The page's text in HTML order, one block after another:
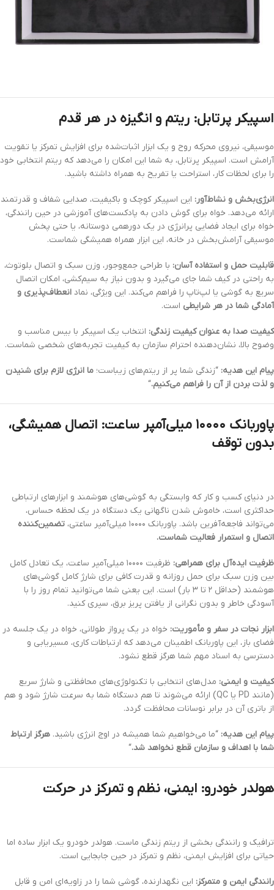
اسپیکر پرتابل: ریتم و انگیزه در هر قدم
موسیقی، نیروی محرکه روح و یک ابزار اثبات‌شده برای افزایش تمرکز یا تقویت
آرامش است. اسپیکر پرتابل، به شما این امکان را می‌دهد که ریتم انتخابی خود
را برای لحظات کار، استراحت یا تفریح به همراه داشته باشید.
انرژی‌بخش و نشاط‌آور: این اسپیکر کوچک و باکیفیت، صدایی شفاف و قدرتمند
ارائه می‌دهد. خواه برای گوش دادن به پادکست‌های آموزشی در حین رانندگی،
خواه برای ایجاد فضایی پرانرژی در یک دورهمی دوستانه، یا حتی پخش
موسیقی آرامش‌بخش در خانه، این ابزار همراه همیشگی شماست.
قابلیت حمل و استفاده آسان: با طراحی جمع‌وجور، وزن سبک و اتصال بلوتوث،
به راحتی در کیف شما جای می‌گیرد و بدون نیاز به سیم‌کشی، امکان اتصال
سریع به گوشی یا لپ‌تاپ را فراهم می‌کند. این ویژگی، نماد انعطاف‌پذیری و
آمادگی شما در هر شرایطی است.
کیفیت صدا به عنوان کیفیت زندگی: انتخاب یک اسپیکر با بیس مناسب و
وضوح بالا، نشان‌دهنده احترام سازمان به کیفیت تجربه‌های شخصی شماست.
پیام این هدیه: “زندگی شما پر از ریتم‌های زیباست؛ ما انرژی لازم برای شنیدن
و لذت بردن از آن را فراهم می‌کنیم.“
پاوربانک ۱۰۰۰۰ میلی‌آمپر ساعت: اتصال همیشگی،
بدون توقف
در دنیای کسب و کار که وابستگی به گوشی‌های هوشمند و ابزارهای ارتباطی
حداکثری است، خاموش شدن ناگهانی یک دستگاه در یک لحظه حساس،
می‌تواند فاجعه‌آفرین باشد. پاوربانک ۱۰۰۰۰ میلی‌آمپر ساعتی،
تضمین‌کننده
اتصال و استمرار فعالیت شماست.
ظرفیت ایده‌آل برای همراهی:
ظرفیت ۱۰۰۰۰ میلی‌آمپر ساعت، یک تعادل کامل
بین وزن سبک برای حمل روزانه و قدرت کافی برای شارژ کامل گوشی‌های
هوشمند (حداقل ۲ تا ۳ بار) است. این یعنی شما می‌توانید تمام روز را با
آسودگی خاطر و بدون نگرانی از یافتن پریز برق، سپری کنید.
ابزار نجات در سفر و مأموریت: خواه در یک پرواز طولانی، خواه در یک جلسه در
فضای باز، این پاوربانک اطمینان می‌دهد که ارتباطات کاری، مسیریابی و
دسترسی به اسناد مهم شما هرگز قطع نشود.
کیفیت و ایمنی: مدل‌های انتخابی با تکنولوژی‌های محافظتی و شارژ سریع
(مانند PD یا QC) ارائه می‌شوند تا هم دستگاه شما به سرعت شارژ شود و هم
از باتری آن در برابر نوسانات محافظت گردد.
پیام این هدیه: “ما می‌خواهیم شما همیشه در اوج انرژی باشید. هرگز ارتباط
شما با اهداف و سازمان قطع نخواهد شد.“
هولدر خودرو: ایمنی، نظم و تمرکز در حرکت
ترافیک و رانندگی بخشی از ریتم زندگی ماست. هولدر خودرو یک ابزار ساده اما
حیاتی برای افزایش ایمنی، نظم و تمرکز در حین جابجایی است.
رانندگی ایمن و متمرکز: این نگهدارنده، گوشی شما را در زاویه‌ای امن و قابل